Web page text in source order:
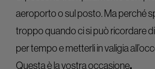
aeroporto o sul posto. Ma perché
troppo quando ci si può ricordare
per tempo e metterli in valigia
Questa è la vostra occasione.